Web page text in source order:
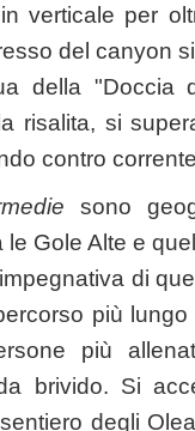
verticale per
del canyon
della "Doccia
risalita, si
contro
sono
le Gole Alte e
di
più
più
brivido. Si
degli